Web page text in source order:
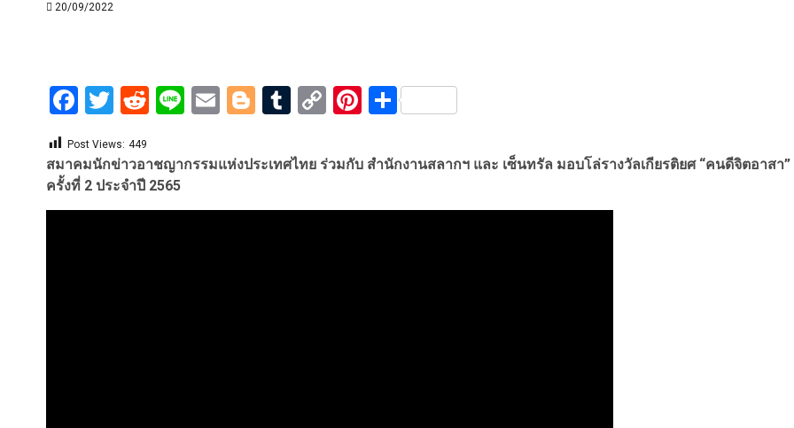
20/09/2022
Facebook
Twitter
Reddit
LineEmailBlogger
Tumblr
CopyPinterest
Share
Post Views: 449
สมาคมนักข่าวอาชญากรรมแห่งประเทศไทย ร่วมกับ สำนักงานสลากฯ และ เซ็นทรัล มอบโล่รางวัลเกียรติยศ “คนดีจิตอาสา”
ครั้งที่ 2 ประจำปี 2565